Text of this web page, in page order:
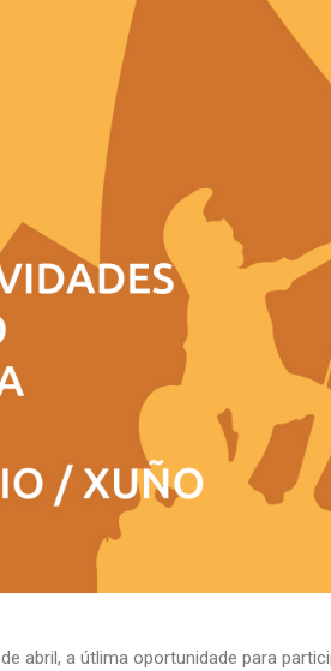
de abril, a útlima oportunidade para